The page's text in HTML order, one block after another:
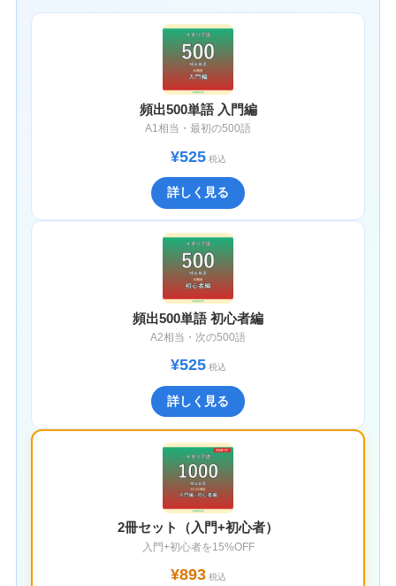
頻出500単語 入門編
A1相当・最初の500語
¥525税込
詳しく見る
頻出500単語 初心者編
A2相当・次の500語
¥525税込
詳しく見る
2冊セット（入門+初心者）
入門+初心者を15%OFF
¥893税込